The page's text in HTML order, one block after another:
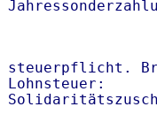
steuerpflicht.
Lohnsteuer: